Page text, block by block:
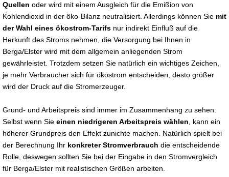
Quellen oder wird mit einem Ausgleich für die Emißion von
Kohlendioxid in der öko-Bilanz neutralisiert. Allerdings können Sie mit
der Wahl eines ökostrom-Tarifs nur indirekt Einfluß auf die
Herkunft des Stroms nehmen, die Versorgung bei Ihnen in
Berga/Elster wird mit dem allgemein anliegenden Strom
gewährleistet. Trotzdem setzen Sie natürlich ein wichtiges Zeichen,
je mehr Verbraucher sich für ökostrom entscheiden, desto größer
wird der Druck auf die Stromerzeuger.
Grund- und Arbeitspreis sind immer im Zusammenhang zu sehen:
Selbst wenn Sie einen niedrigeren Arbeitspreis wählen , kann ein
höherer Grundpreis den Effekt zunichte machen. Natürlich spielt bei
der Berechnung Ihr konkreter Stromverbrauch die entscheidende
Rolle, deswegen sollten Sie bei der Eingabe in den Stromvergleich
für Berga/Elster mit realistischen Größen arbeiten.